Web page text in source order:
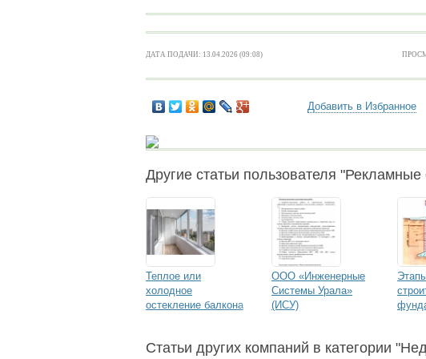
ДАТА ПОДАЧИ: 13.04.2026 (09:08)
Добавить в Избранное
Другие статьи пользователя
Теплое или
холодное
остекление балкона
ООО «Инженерные
Системы Урала»
(ИСУ)
Статьи других компаний в категории